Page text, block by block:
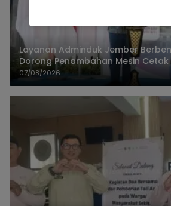
Layanan Adminduk Jember
Dorong Penambahan Mesin Cetak
07/08/2026